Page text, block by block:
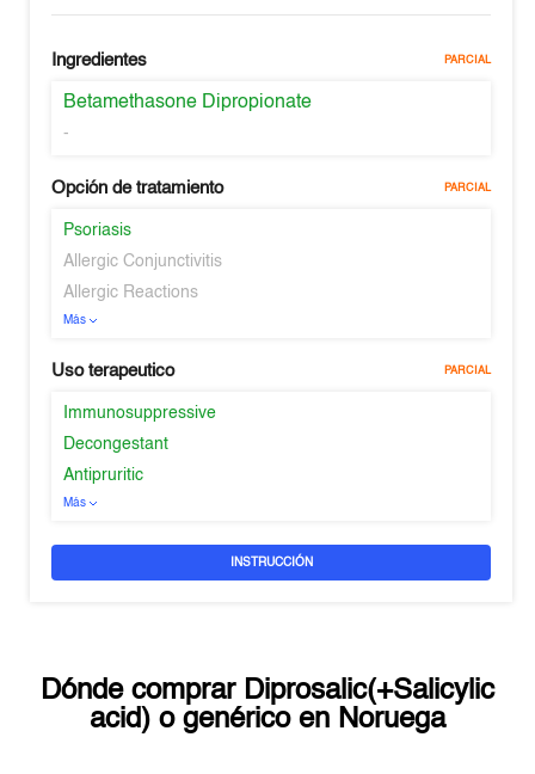
Ingredientes PARCIAL
Betamethasone Dipropionate
-
Opción de tratamiento PARCIAL
Psoriasis
Allergic Conjunctivitis
Allergic Reactions
Más
Uso terapeutico PARCIAL
Immunosuppressive
Decongestant
Antipruritic
Más
INSTRUCCIÓN
Dónde comprar Diprosalic(+Salicylic
acid) o genérico en Noruega